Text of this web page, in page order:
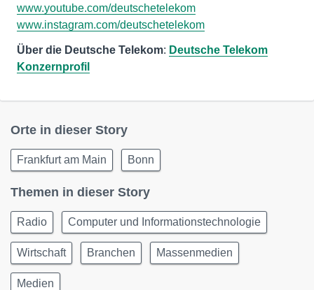
www.youtube.com/deutschetelekom
www.instagram.com/deutschetelekom
Über die Deutsche Telekom: Deutsche Telekom
Konzernprofil
Orte in dieser Story
Frankfurt am Main Bonn
Themen in dieser Story
Radio Computer und Informationstechnologie
Wirtschaft Branchen Massenmedien
Medien